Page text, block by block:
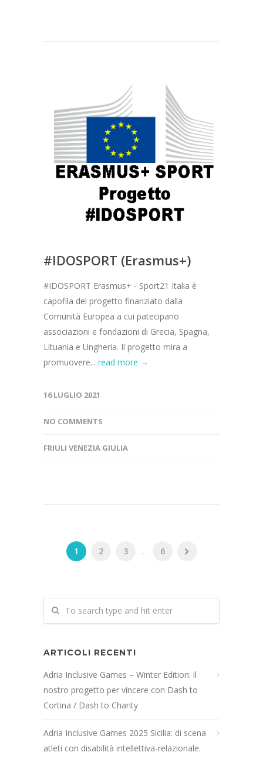
#IDOSPORT (Erasmus+)
#IDOSPORT Erasmus+ - Sport21 Italia è
capofila del progetto finanziato dalla
Comunità Europea a cui patecipano
associazioni e fondazioni di Grecia, Spagna,
Lituania e Ungheria. Il progetto mira a
promuovere... read more →
16 LUGLIO 2021
NO COMMENTS
FRIULI VENEZIA GIULIA
1 2 3 ... 6
ARTICOLI RECENTI
Adria Inclusive Games – Winter Edition: il
nostro progetto per vincere con Dash to
Cortina / Dash to Charity
Adria Inclusive Games 2025 Sicilia: di scena
atleti con disabilità intellettiva-relazionale.